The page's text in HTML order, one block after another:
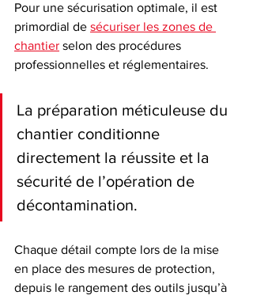
Pour une sécurisation optimale, il est
primordial de sécuriser les zones de
chantier selon des procédures
professionnelles et réglementaires.
La préparation méticuleuse du
chantier conditionne
directement la réussite et la
sécurité de l’opération de
décontamination.
Chaque détail compte lors de la mise
en place des mesures de protection,
depuis le rangement des outils jusqu’à